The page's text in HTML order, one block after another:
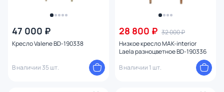
47 000 ₽
Кресло Valene BD-190338
В наличии 35 шт.
28 800 ₽ 32 000 ₽
Низкое кресло MAK-interior
Laela разноцветное BD-190336
В наличии 1 шт.